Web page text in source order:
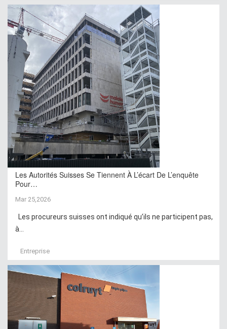
Les Autorités Suisses Se Tiennent À L’écart De L’enquête
Pour…
Mar 25,2026
Les procureurs suisses ont indiqué qu’ils ne participent pas,
à...
Entreprise